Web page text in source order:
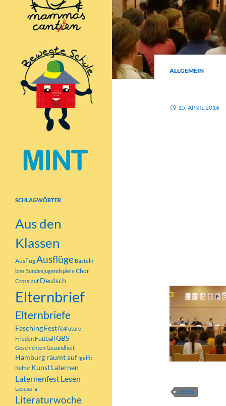
ALLGEMEIN
15. APRIL 2016
LESEN
SCHLAGWÖRTER
Aus den
Klassen
AusflugAusflüge Basteln
bne BundesjugendspieleChor
Crosslauf Deutsch
Elternbrief
Elternbriefe
FaschingFestfit4future
Frieden Fußball GBS
GeschichtenGesundheit
Hamburg räumt auf Igelfit
Kultur KunstLaternen
LaternenfestLesen
Lesesofa
Literaturwoche